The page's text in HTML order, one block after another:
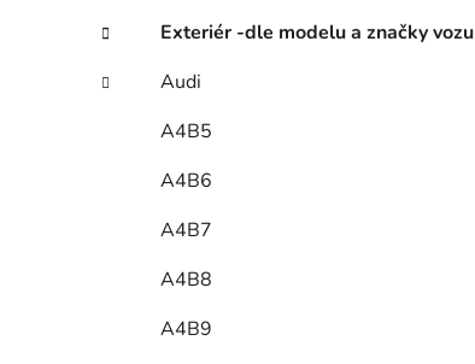
Exteriér -dle modelu a značky vozu
Audi
A4B5
A4B6
A4B7
A4B8
A4B9